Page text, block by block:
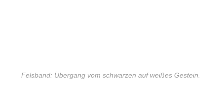
Felsband: Übergang vom schwarzen auf weißes Gestein.